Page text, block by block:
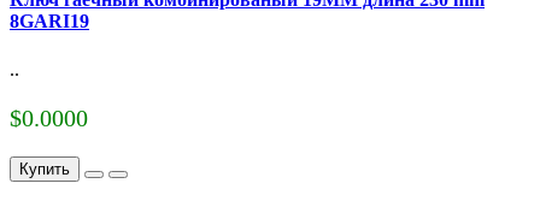
8GARI19
..
$0.0000
Купить